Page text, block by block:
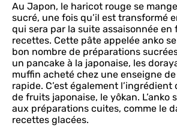
Au Japon, le haricot rouge se
sucré, une fois qu’il est transformé
qui sera par la suite assaisonnée en
recettes. Cette pâte appelée anko
bon nombre de préparations
un pancake à la japonaise, les
muffin acheté chez une enseigne
rapide. C’est également l’ingrédient
de fruits japonaise, le yôkan. L’anko
aux préparations cuites, comme le
recettes glacées.